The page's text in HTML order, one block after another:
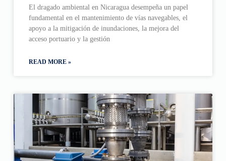
El dragado ambiental en Nicaragua desempeña un papel
fundamental en el mantenimiento de vías navegables, el
apoyo a la mitigación de inundaciones, la mejora del
acceso portuario y la gestión
READ MORE »